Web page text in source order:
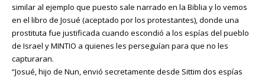
similar al ejemplo que puesto sale narrado en la Biblia y lo vemos
en el libro de Josué (aceptado por los protestantes), donde una
prostituta fue justificada cuando escondió a los espías del pueblo
de Israel y MINTIO a quienes les perseguían para que no les
capturaran.
“Josué, hijo de Nun, envió secretamente desde Sittim dos espías